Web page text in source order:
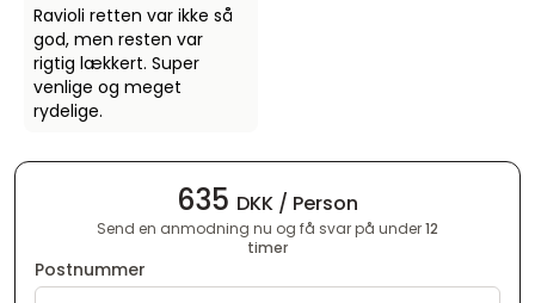
Ravioli retten var ikke så
god, men resten var
rigtig lækkert. Super
venlige og meget
rydelige.
635 DKK / Person
Send en anmodning nu og få svar på under12
timer
Postnummer